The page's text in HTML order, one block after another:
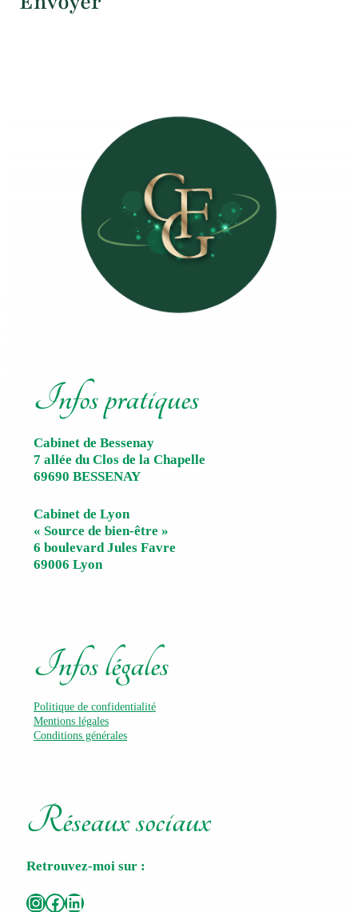
Infos pratiques
Cabinet de Bessenay
7 allée du Clos de la Chapelle
69690 BESSENAY
Cabinet de Lyon
« Source de bien-être »
6 boulevard Jules Favre
69006 Lyon
Infos légales
Politique de confidentialité
Mentions légales
Conditions générales
Réseaux sociaux
Retrouvez-moi sur :
InstagramFacebook LinkedIn